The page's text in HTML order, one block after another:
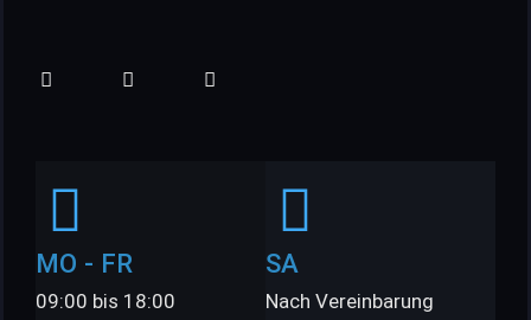
MO - FR
09:00 bis 18:00
SA
Nach Vereinbarung